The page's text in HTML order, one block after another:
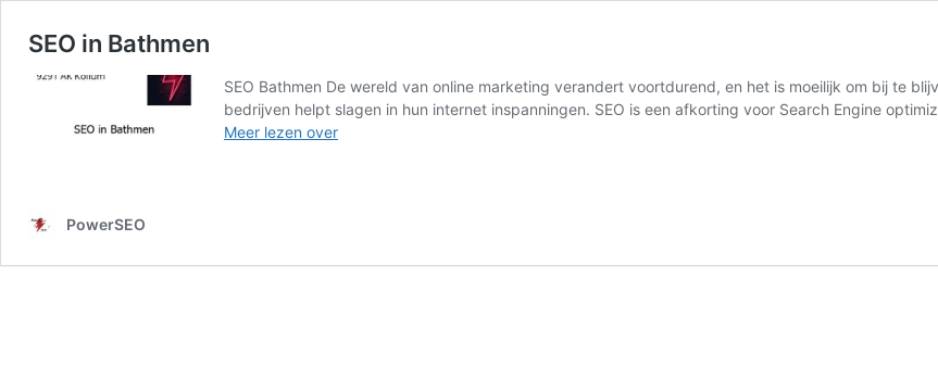
SEO in Bathmen
SEO Bathmen De wereld van online marketing verandert voortdurend, en het is moeilijk om bij te
bedrijven helpt slagen in hun internet inspanningen. SEO is een afkorting voor Search Engine
Meer lezen overSEO
PowerSEO